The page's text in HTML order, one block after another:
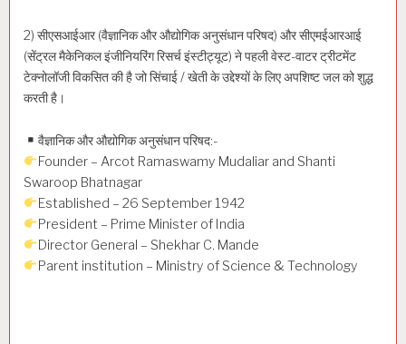
2) सीएसआईआर (वैज्ञानिक और औद्योगिक अनुसंधान परिषद) और सीएमईआरआई
(सेंट्रल मैकेनिकल इंजीनियरिंग रिसर्च इंस्टीट्यूट) ने पहली वेस्ट-वाटर ट्रीटमेंट
टेक्नोलॉजी विकसित की है जो सिंचाई / खेती के उद्देश्यों के लिए अपशिष्ट जल को शुद्ध
करती है।
वैज्ञानिक और औद्योगिक अनुसंधान परिषद:-
Founder – Arcot Ramaswamy Mudaliar and Shanti
Swaroop Bhatnagar
Established – 26 September 1942
President – Prime Minister of India
Director General – Shekhar C. Mande
Parent institution – Ministry of Science & Technology